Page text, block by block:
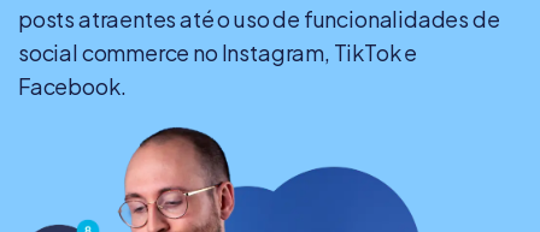
posts atraentes até o uso de funcionalidades de
social commerce no Instagram, TikTok e
Facebook.